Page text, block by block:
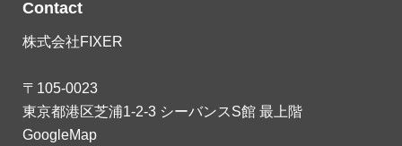
Contact
株式会社FIXER
〒105-0023
東京都港区芝浦1-2-3 シーバンスS館 最上階
GoogleMap